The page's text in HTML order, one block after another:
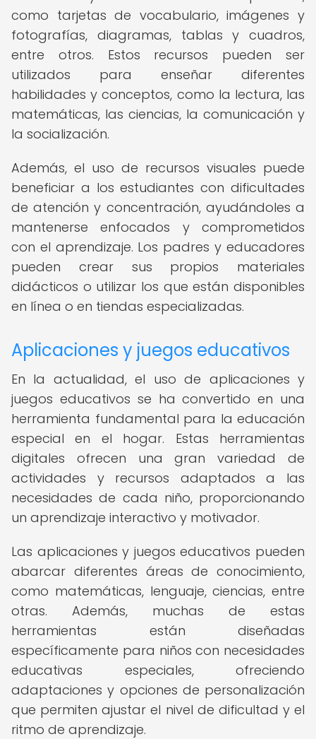
como tarjetas de vocabulario, imágenes y
fotografías, diagramas, tablas y cuadros,
entre otros. Estos recursos pueden ser
utilizados para enseñar diferentes
habilidades y conceptos, como la lectura, las
matemáticas, las ciencias, la comunicación y
la socialización.
Además, el uso de recursos visuales puede
beneficiar a los estudiantes con dificultades
de atención y concentración, ayudándoles a
mantenerse enfocados y comprometidos
con el aprendizaje. Los padres y educadores
pueden crear sus propios materiales
didácticos o utilizar los que están disponibles
en línea o en tiendas especializadas.
Aplicaciones y juegos educativos
En la actualidad, el uso de aplicaciones y
juegos educativos se ha convertido en una
herramienta fundamental para la educación
especial en el hogar. Estas herramientas
digitales ofrecen una gran variedad de
actividades y recursos adaptados a las
necesidades de cada niño, proporcionando
un aprendizaje interactivo y motivador.
Las aplicaciones y juegos educativos pueden
abarcar diferentes áreas de conocimiento,
como matemáticas, lenguaje, ciencias, entre
otras. Además, muchas de estas
herramientas están diseñadas
específicamente para niños con necesidades
educativas especiales, ofreciendo
adaptaciones y opciones de personalización
que permiten ajustar el nivel de dificultad y el
ritmo de aprendizaje.